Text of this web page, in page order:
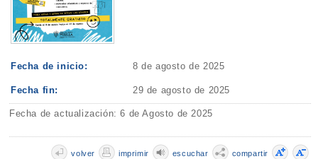
Fecha de inicio: 8 de agosto de 2025
Fecha fin: 29 de agosto de 2025
Fecha de actualización: 6 de Agosto de 2025
compartir
escuchar
imprimir
volver